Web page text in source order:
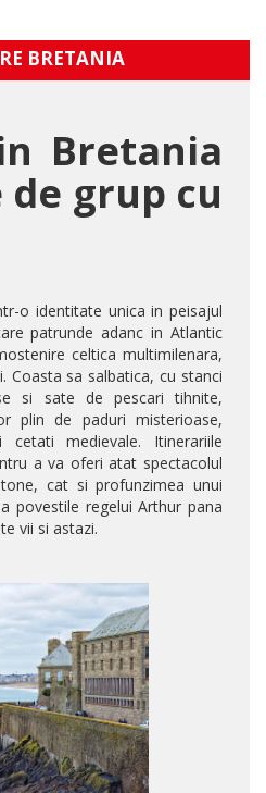
BRETANIA
Bretania
de grup cu
o identitate unica in peisajul
patrunde adanc in Atlantic
celtica multimilenara,
Coasta sa salbatica, cu stanci
si sate de pescari tihnite,
plin de paduri misterioase,
cetati medievale. Itinerariile
a va oferi atat spectacolul
cat si profunzimea unui
povestile regelui Arthur pana
vii si astazi.